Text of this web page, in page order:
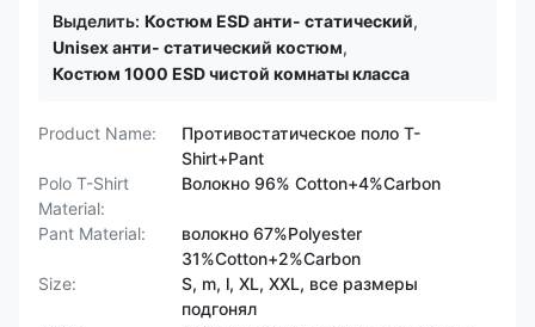
Выделить: Костюм ESD анти- статический,
Unisex анти- статический костюм,
Костюм 1000 ESD чистой комнаты класса
Product Name:
Противостатическое поло T-
Shirt+Pant
Polo T-Shirt
Material:
Волокно 96% Cotton+4%Carbon
Pant Material:
волокно 67%Polyester
31%Cotton+2%Carbon
Size:
S, m, l, XL, XXL, все размеры
подгонял